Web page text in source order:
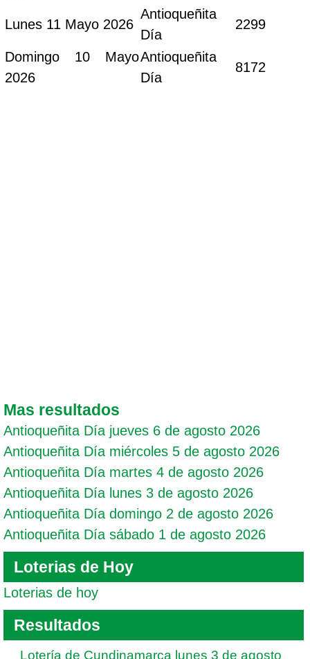
Lunes 11 Mayo 2026
Antioqueñita
Día
2299
Domingo 10 Mayo
2026
Antioqueñita
Día
8172
Mas resultados
Antioqueñita Día jueves 6 de agosto 2026
Antioqueñita Día miércoles 5 de agosto 2026
Antioqueñita Día martes 4 de agosto 2026
Antioqueñita Día lunes 3 de agosto 2026
Antioqueñita Día domingo 2 de agosto 2026
Antioqueñita Día sábado 1 de agosto 2026
Loterias de Hoy
Loterias de hoy
Resultados
Lotería de Cundinamarca lunes 3 de agosto